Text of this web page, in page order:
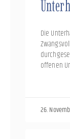
Die
offenen
26.